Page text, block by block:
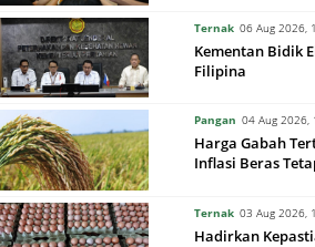
Ternak 06 Aug 2026,
Kementan Bidik
Filipina
Pangan 04 Aug 2026,
Harga Gabah
Inflasi Beras
Ternak 03 Aug 2026,
Hadirkan